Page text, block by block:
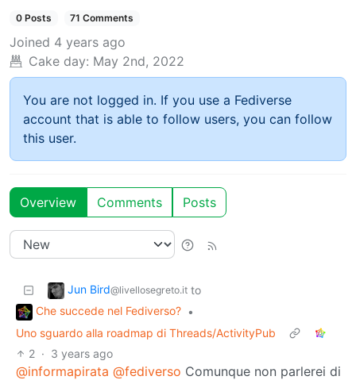
0 Posts 71 Comments
Joined 4 years ago
Cake day: May 2nd, 2022
You are not logged in. If you use a Fediverse
account that is able to follow users, you can follow
this user.
Overview Comments Posts
Jun Bird@livellosegreto.it to
Che succede nel Fediverso? •
Uno sguardo alla roadmap di Threads/ActivityPub
2 · 3 years ago
@informapirata @fediverso Comunque non parlerei di